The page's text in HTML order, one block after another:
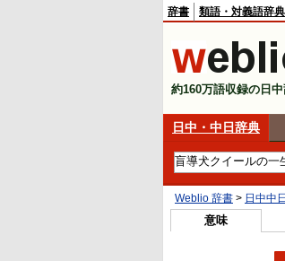
辞書 類語・対義語辞典
約160万語収録の日
日中・中日辞典
Weblio 辞書 > 日中中
意味